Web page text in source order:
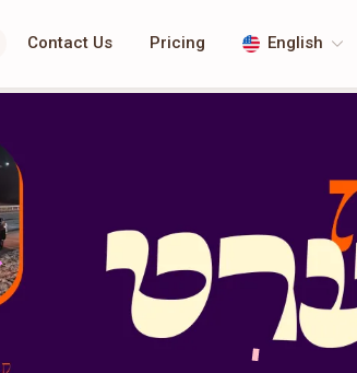
Contact Us Pricing English